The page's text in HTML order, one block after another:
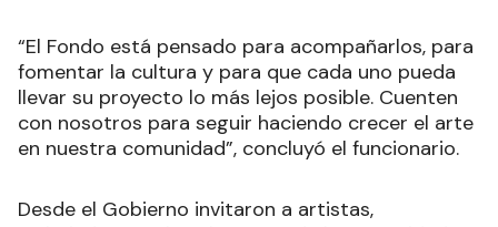
“El Fondo está pensado para acompañarlos, para
fomentar la cultura y para que cada uno pueda
llevar su proyecto lo más lejos posible. Cuenten
con nosotros para seguir haciendo crecer el arte
en nuestra comunidad”, concluyó el funcionario.
Desde el Gobierno invitaron a artistas,